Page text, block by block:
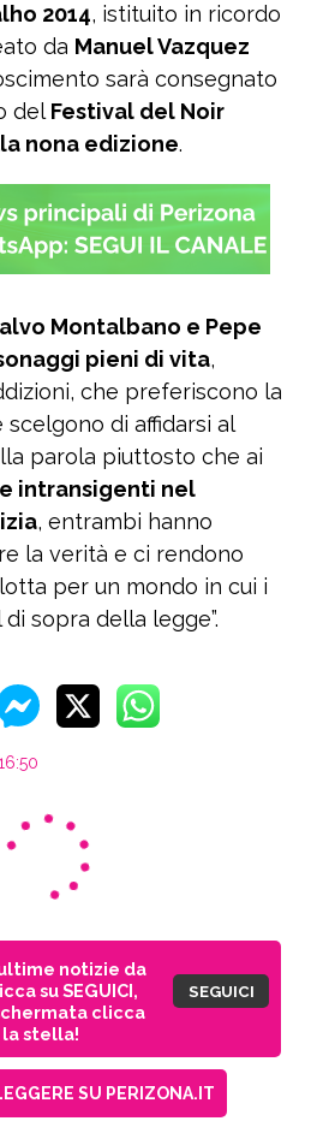
2014, istituito in ricordo
da Manuel Vazquez
sarà consegnato
delFestival del Noir
nona edizione.
Montalbano e Pepe
pieni di vita,
che preferiscono la
scelgono di affidarsi al
parola piuttosto che ai
intransigenti nel
, entrambi hanno
la verità e ci rendono
per un mondo in cui i
sopra della legge”.
notizie da
su SEGUICI,
clicca
la stella!
SEGUICI
SU PERIZONA.IT